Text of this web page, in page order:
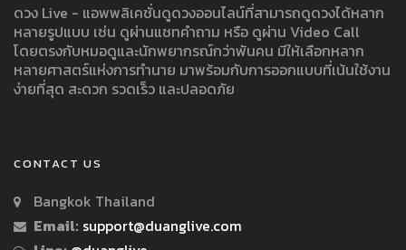
ดวง Live - แอพพลิเคชั่นดูดวงออนไลน์ที่สามารถดูดวงได้หลาก
หลายรูปแบบ เช่น ดูผ่านแชทคำถาม หรือ ดูผ่าน Video Call
โดยตรงกับหมอดูและนักพยากรณ์กว่าพันคน มีให้เลือกหลาก
หลายศาสตร์แห่งการทำนาย มาพร้อมกับการออกแบบที่เน้นใช้งาน
ง่ายที่สุด สะดวก รวดเร็ว และปลอดภัย
CONTACT US
Bangkok Thailand
Email: support@duanglive.com